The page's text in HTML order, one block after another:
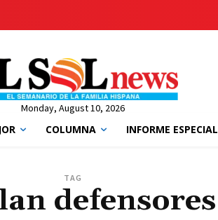
Monday, August 10, 2026
COLUMNA INFORME ESPECIAL
TAG
defensores